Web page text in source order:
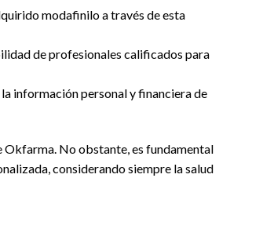
modafinilo a través de esta
de profesionales calificados para
información personal y financiera de
Okfarma. No obstante, es fundamental
considerando siempre la salud